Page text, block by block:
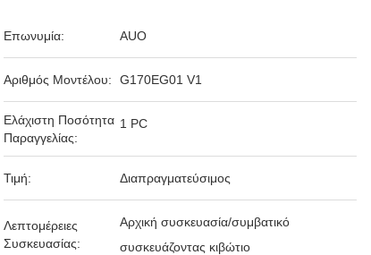
Επωνυμία: AUO
Αριθμός Μοντέλου: G170EG01 V1
Ελάχιστη Ποσότητα
Παραγγελίας:
1 PC
Τιμή: Διαπραγματεύσιμος
Λεπτομέρειες
Συσκευασίας:
Αρχική συσκευασία/συμβατικό
συσκευάζοντας κιβώτιο